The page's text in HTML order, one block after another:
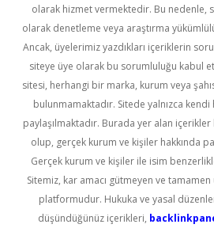
olarak hizmet vermektedir. Bu nedenle,
olarak denetleme veya araştırma
Ancak, üyelerimiz yazdıkları içeriklerin
siteye üye olarak bu sorumluluğu kabul
sitesi, herhangi bir marka, kurum veya
bulunmamaktadır. Sitede yalnızca kendi
paylaşılmaktadır. Burada yer alan
olup, gerçek kurum ve kişiler hakkında
Gerçek kurum ve kişiler ile isim
Sitemiz, kar amacı gütmeyen ve
platformudur. Hukuka ve yasal
düşündüğünüz içerikleri,